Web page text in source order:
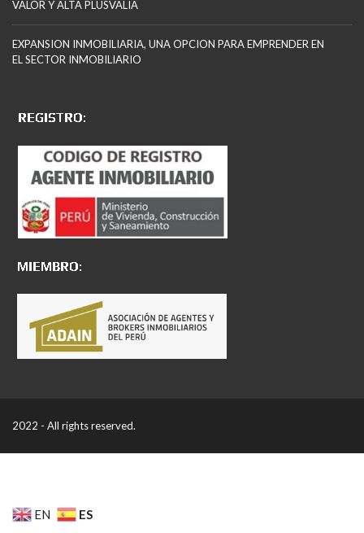
VALOR Y ALTA PLUSVALIA
EXPANSION INMOBILIARIA, UNA OPCION PARA EMPRENDER EN
EL SECTOR INMOBILIARIO
2022 - All rights reserved.
EN ES